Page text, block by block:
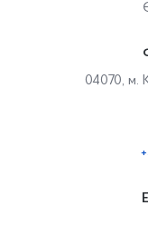
04070, м.